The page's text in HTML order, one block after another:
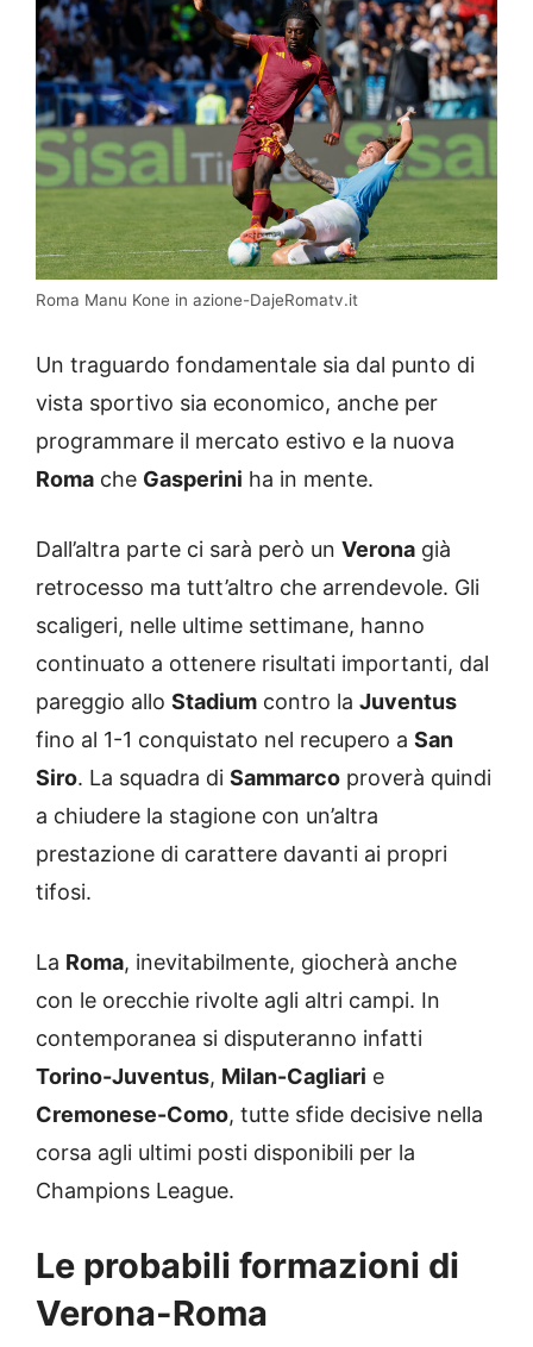
Roma Manu Kone in azione-DajeRomatv.it
Un traguardo fondamentale sia dal punto di
vista sportivo sia economico, anche per
programmare il mercato estivo e la nuova
Roma che Gasperini ha in mente.
Dall’altra parte ci sarà però un Verona già
retrocesso ma tutt’altro che arrendevole. Gli
scaligeri, nelle ultime settimane, hanno
continuato a ottenere risultati importanti, dal
pareggio allo Stadium contro la Juventus
fino al 1-1 conquistato nel recupero a San
Siro. La squadra di Sammarco proverà quindi
a chiudere la stagione con un’altra
prestazione di carattere davanti ai propri
tifosi.
La Roma, inevitabilmente, giocherà anche
con le orecchie rivolte agli altri campi. In
contemporanea si disputeranno infatti
Torino-Juventus, Milan-Cagliari e
Cremonese-Como, tutte sfide decisive nella
corsa agli ultimi posti disponibili per la
Champions League.
Le probabili formazioni di
Verona-Roma